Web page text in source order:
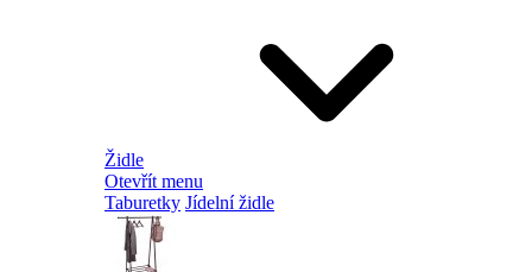
Židle
Otevřít menu
Taburetky Jídelní židle